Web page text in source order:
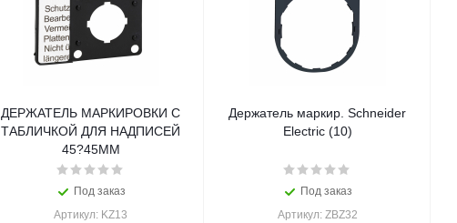
ДЕРЖАТЕЛЬ МАРКИРОВКИ С
ТАБЛИЧКОЙ ДЛЯ НАДПИСЕЙ
45?45ММ
Под заказ
Артикул: KZ13
Держатель маркир. Schneider
Electric (10)
Под заказ
Артикул: ZBZ32